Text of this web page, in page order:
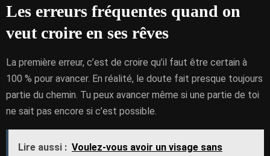
Les erreurs fréquentes quand on
veut croire en ses rêves
La première erreur, c’est de croire qu’il faut être certain à
100 % pour avancer. En réalité, le doute fait presque toujours
partie du chemin. Tu peux avancer même si une partie de toi
ne sait pas encore si c’est possible.
Lire aussi : Voulez-vous avoir un visage sans